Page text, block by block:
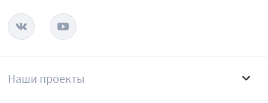
Наши проекты